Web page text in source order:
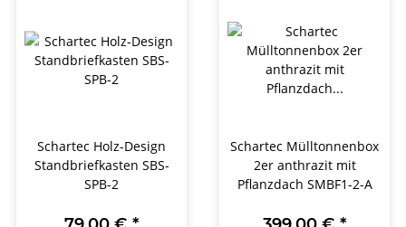
Schartec Holz-Design
Standbriefkasten SBS-
SPB-2
Schartec Mülltonnenbox
2er anthrazit mit
Pflanzdach SMBF1-2-A